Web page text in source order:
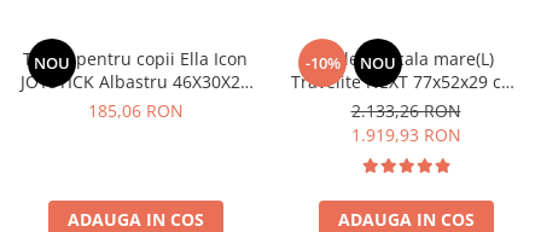
NOU
Troler pentru copii Ella Icon
JOYSTICK Albastru 46X30X24
cm
185,06 RON
ADAUGA IN COS
-10% NOU
Troler de cala mare(L)
Travelite NEXT 77x52x29 cm,
Aluminiu, Argintiu
2.133,26 RON
1.919,93 RON
ADAUGA IN COS